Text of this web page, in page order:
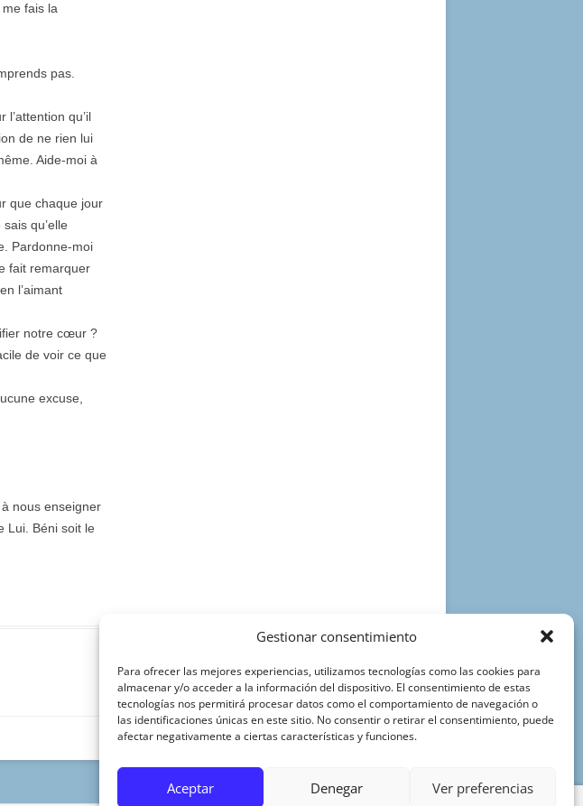
Gestionar consentimiento
Para ofrecer las mejores experiencias, utilizamos tecnologías como las cookies para
almacenar y/o acceder a la información del dispositivo. El consentimiento de estas
tecnologías nos permitirá procesar datos como el comportamiento de navegación o
las identificaciones únicas en este sitio. No consentir o retirar el consentimiento, puede
afectar negativamente a ciertas características y funciones.
Aceptar Denegar Ver preferencias
fais la
pas.
qu’il
de ne rien lui
Aide-moi à
que chaque jour
qu’elle
Pardonne-moi
fait remarquer
l’aimant
notre cœur ?
de voir ce que
excuse,
nous enseigner
Lui. Béni soit le